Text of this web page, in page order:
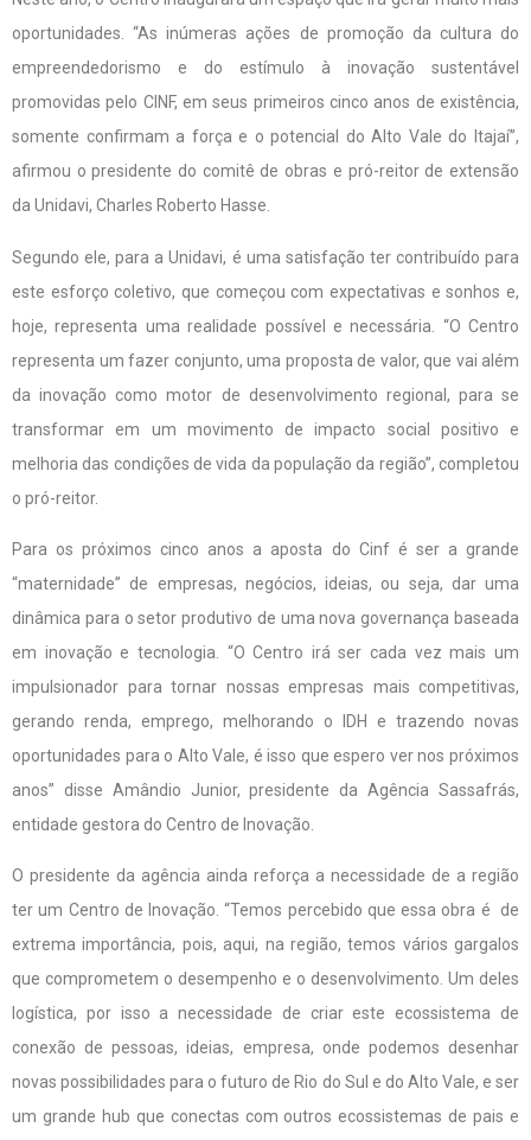
oportunidades. “As inúmeras ações de promoção da cultura do
empreendedorismo e do estímulo à inovação sustentável
promovidas pelo CINF, em seus primeiros cinco anos de existência,
somente confirmam a força e o potencial do Alto Vale do Itajaí”,
afirmou o presidente do comitê de obras e pró-reitor de extensão
da Unidavi, Charles Roberto Hasse.
Segundo ele, para a Unidavi, é uma satisfação ter contribuído para
este esforço coletivo, que começou com expectativas e sonhos e,
hoje, representa uma realidade possível e necessária. “O Centro
representa um fazer conjunto, uma proposta de valor, que vai além
da inovação como motor de desenvolvimento regional, para se
transformar em um movimento de impacto social positivo e
melhoria das condições de vida da população da região”, completou
o pró-reitor.
Para os próximos cinco anos a aposta do Cinf é ser a grande
“maternidade” de empresas, negócios, ideias, ou seja, dar uma
dinâmica para o setor produtivo de uma nova governança baseada
em inovação e tecnologia. “O Centro irá ser cada vez mais um
impulsionador para tornar nossas empresas mais competitivas,
gerando renda, emprego, melhorando o IDH e trazendo novas
oportunidades para o Alto Vale, é isso que espero ver nos próximos
anos” disse Amândio Junior, presidente da Agência Sassafrás,
entidade gestora do Centro de Inovação.
O presidente da agência ainda reforça a necessidade de a região
ter um Centro de Inovação. “Temos percebido que essa obra é de
extrema importância, pois, aqui, na região, temos vários gargalos
que comprometem o desempenho e o desenvolvimento. Um deles
logística, por isso a necessidade de criar este ecossistema de
conexão de pessoas, ideias, empresa, onde podemos desenhar
novas possibilidades para o futuro de Rio do Sul e do Alto Vale, e ser
um grande hub que conectas com outros ecossistemas de pais e